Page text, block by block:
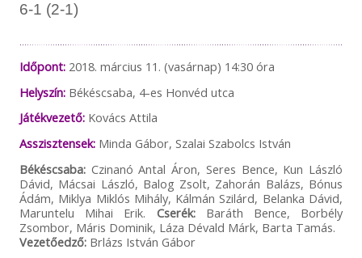
6-1 (2-1)
Időpont:2018. március 11. (vasárnap) 14:30 óra
Helyszín: Békéscsaba, 4-es Honvéd utca
Játékvezető: Kovács Attila
Asszisztensek:Minda Gábor, Szalai Szabolcs István
Békéscsaba:Czinanó Antal Áron, Seres Bence, Kun László
Dávid, Mácsai László, Balog Zsolt, Zahorán Balázs, Bónus
Ádám, Miklya Miklós Mihály, Kálmán Szilárd, Belanka Dávid,
Maruntelu Mihai Erik. Cserék:Baráth Bence, Borbély
Zsombor, Máris Dominik, Láza Dévald Márk, Barta Tamás.
Vezetőedző:Brlázs István Gábor